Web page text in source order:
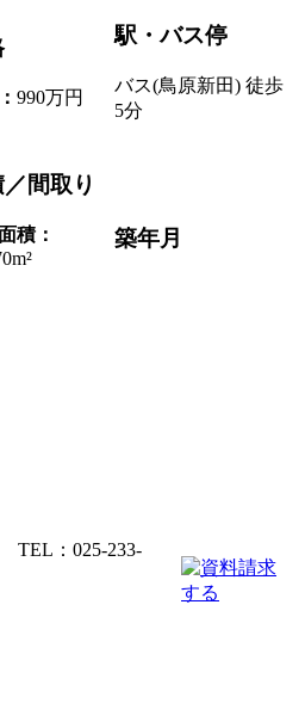
990万円
駅・バス停
バス(鳥原新田) 徒歩
5分
間取り
積：
築年月
TEL：025-233-